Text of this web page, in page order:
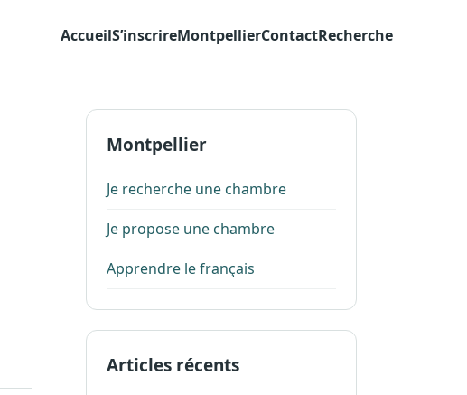
AccueilS’inscrireMontpellierContactRecherche
Montpellier
Je recherche une chambre
Je propose une chambre
Apprendre le français
Articles récents